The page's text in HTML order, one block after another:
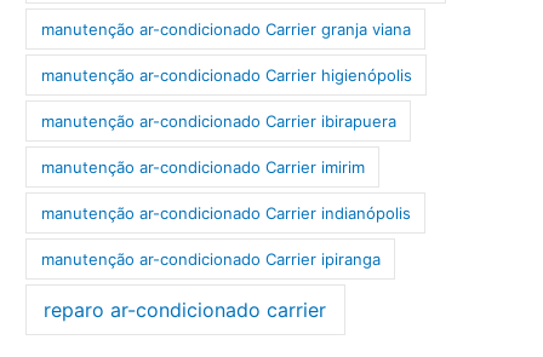
manutenção ar-condicionado Carrier granja viana
manutenção ar-condicionado Carrier higienópolis
manutenção ar-condicionado Carrier ibirapuera
manutenção ar-condicionado Carrier imirim
manutenção ar-condicionado Carrier indianópolis
manutenção ar-condicionado Carrier ipiranga
reparo ar-condicionado carrier